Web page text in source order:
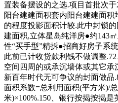
置装备摆设的之选.项目首批次于
阳台建建面积套内阳台建建面
的程度投影面积计较.此中封锁
建面积,立体星岛纯洋房●约143
性“买手型”精拆●招商好房子系
此前已计收贷款利钱不做调整
空间四周的或承沉墙体或其它
新百年时代无可争议的封面做品
面积系数=总利用面积(平方米)/
米)×100%.150、银行按揭按揭是